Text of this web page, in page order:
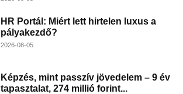
HR Portál: Miért lett hirtelen luxus a
pályakezdő?
2026-08-05
Képzés, mint passzív jövedelem – 9 év
tapasztalat, 274 millió forint...